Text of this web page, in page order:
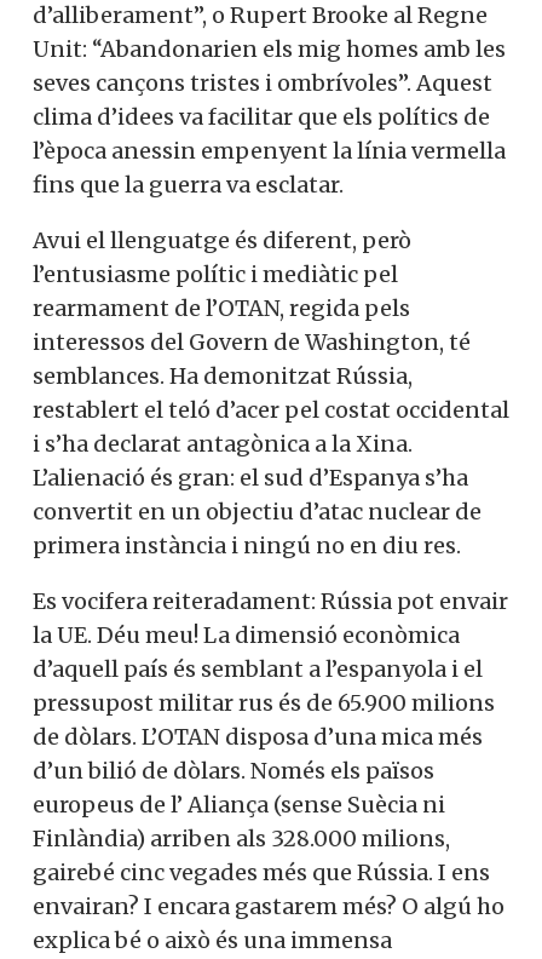
d’alliberament”, o Rupert Brooke al Regne
Unit: “Abandonarien els mig homes amb les
seves cançons tristes i ombrívoles”. Aquest
clima d’idees va facilitar que els polítics de
l’època anessin empenyent la línia vermella
fins que la guerra va esclatar.
Avui el llenguatge és diferent, però
l’entusiasme polític i mediàtic pel
rearmament de l’OTAN, regida pels
interessos del Govern de Washington, té
semblances. Ha demonitzat Rússia,
restablert el teló d’acer pel costat occidental
i s’ha declarat antagònica a la Xina.
L’alienació és gran: el sud d’Espanya s’ha
convertit en un objectiu d’atac nuclear de
primera instància i ningú no en diu res.
Es vocifera reiteradament: Rússia pot envair
la UE. Déu meu! La dimensió econòmica
d’aquell país és semblant a l’espanyola i el
pressupost militar rus és de 65.900 milions
de dòlars. L’OTAN disposa d’una mica més
d’un bilió de dòlars. Només els països
europeus de l’ Aliança (sense Suècia ni
Finlàndia) arriben als 328.000 milions,
gairebé cinc vegades més que Rússia. I ens
envairan? I encara gastarem més? O algú ho
explica bé o això és una immensa